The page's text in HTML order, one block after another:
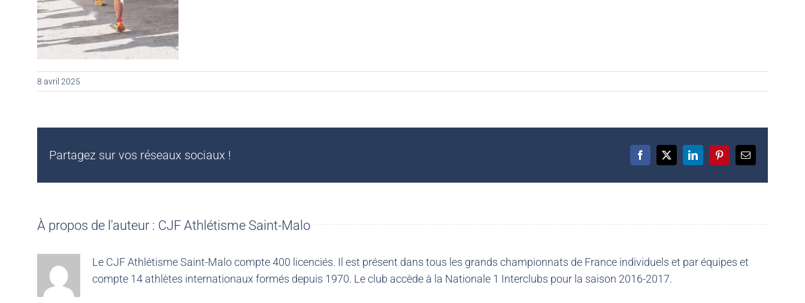
8 avril 2025
Partagez sur vos réseaux sociaux ! Facebook
X LinkedInPinterestEmail
À propos de l'auteur : CJF Athlétisme Saint-Malo
Le CJF Athlétisme Saint-Malo compte 400 licenciés. Il est présent dans tous les grands championnats de France individuels et par équipes et
compte 14 athlètes internationaux formés depuis 1970. Le club accède à la Nationale 1 Interclubs pour la saison 2016-2017.